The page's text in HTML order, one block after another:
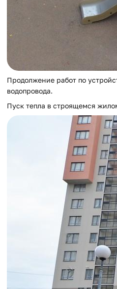
Продолжение работ по
водопровода.
Пуск тепла в строящемся